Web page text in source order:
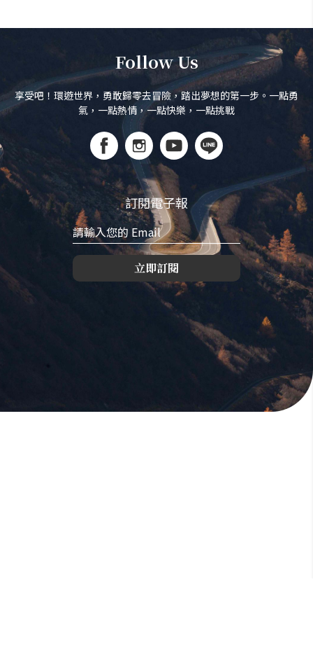
Follow Us
享受吧！環遊世界，勇敢歸零去冒險，踏出夢想的第一步。一點勇
氣，一點熱情，一點快樂，一點挑戰
訂閱電子報
立即訂閱